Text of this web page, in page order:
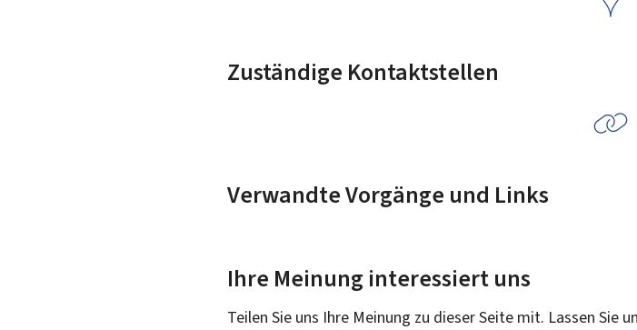
Zuständige Kontaktstellen
Verwandte Vorgänge und Links
Ihre Meinung interessiert uns
Teilen Sie uns Ihre Meinung zu dieser Seite mit. Lassen Sie